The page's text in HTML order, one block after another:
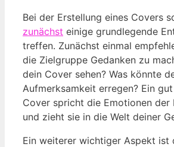
Bei der Erstellung eines Covers
zunächst einige grundlegende
treffen. Zunächst einmal
die Zielgruppe Gedanken zu
dein Cover sehen? Was könnte
Aufmerksamkeit erregen? Ein
Cover spricht die Emotionen der
und zieht sie in die Welt deiner
Ein weiterer wichtiger Aspekt ist